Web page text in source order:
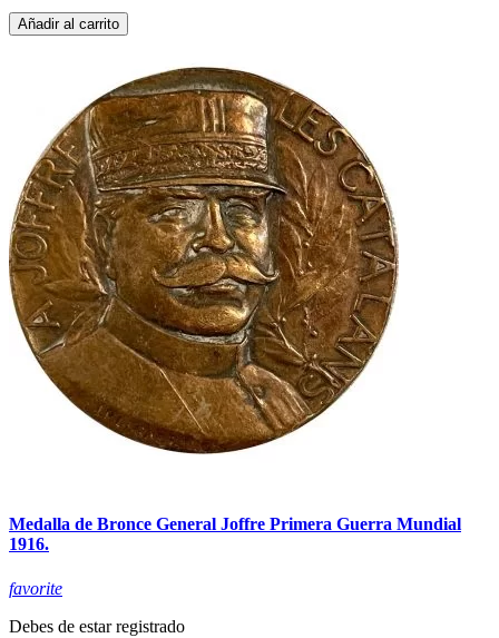
Añadir al carrito
Medalla de Bronce General Joffre Primera Guerra Mundial
1916.
favorite
Debes de estar registrado